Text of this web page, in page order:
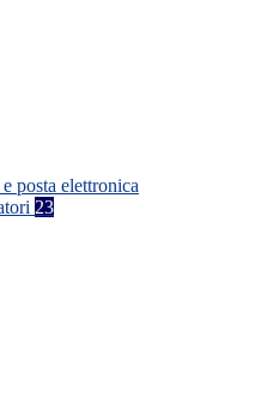
posta elettronica
23